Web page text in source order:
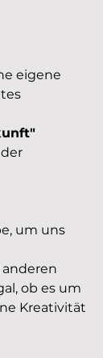
eigene
um uns
ob es um
Kreativität